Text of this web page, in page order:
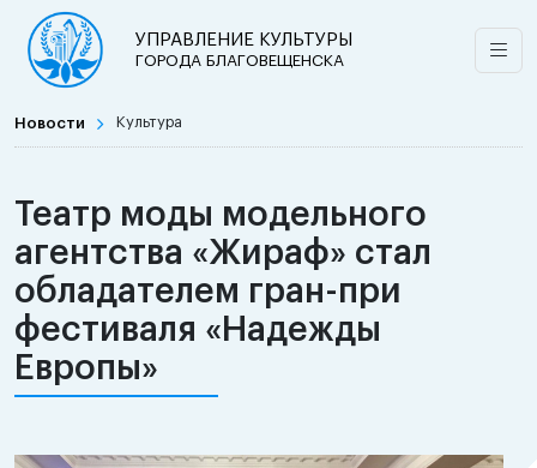
УПРАВЛЕНИЕ КУЛЬТУРЫ
ГОРОДА БЛАГОВЕЩЕНСКА
Новости Культура
Театр моды модельного
агентства «Жираф» стал
обладателем гран-при
фестиваля «Надежды
Европы»